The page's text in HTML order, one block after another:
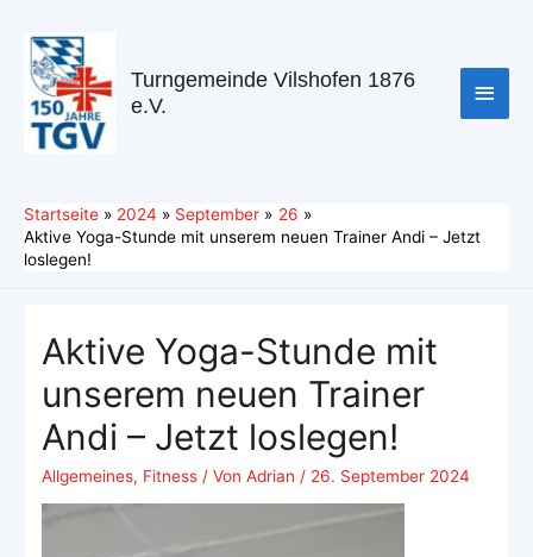
Turngemeinde Vilshofen 1876
e.V.
Startseite 2024 September
26
Aktive Yoga-Stunde mit unserem neuen Trainer Andi – Jetzt
loslegen!
Aktive Yoga-Stunde mit
unserem neuen Trainer
Andi – Jetzt loslegen!
Allgemeines, Fitness/ Von Adrian / 26. September 2024